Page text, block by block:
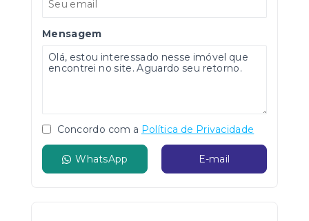
Mensagem
Concordo com a Política de Privacidade
WhatsApp E-mail